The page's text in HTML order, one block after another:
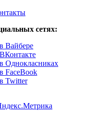
сетях:
Вайбере
Однокласниках
FaceBook
Twitter